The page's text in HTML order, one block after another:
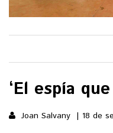
‘El espía
Joan Salvany 18 de